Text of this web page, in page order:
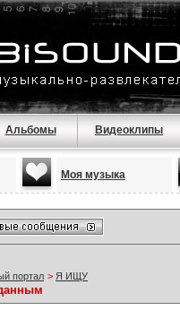
Альбомы Видеоклипы
Моя музыка
портал > Я ИЩУ